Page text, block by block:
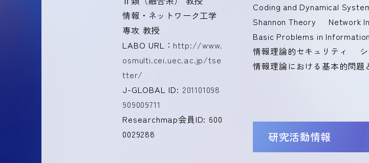
情報・ネットワーク工学
専攻 教授
LABO URL： http://www.
osmulti.cei.uec.ac.jp/tse
tter/
J-GLOBAL ID: 201101098
909009711
Researchmap会員ID: 600
0029288
Coding and Dynamical
Shannon Theory
Network
Basic Problems in
情報理論的セキュリティ
情報理論における基本的問題
研究活動情報